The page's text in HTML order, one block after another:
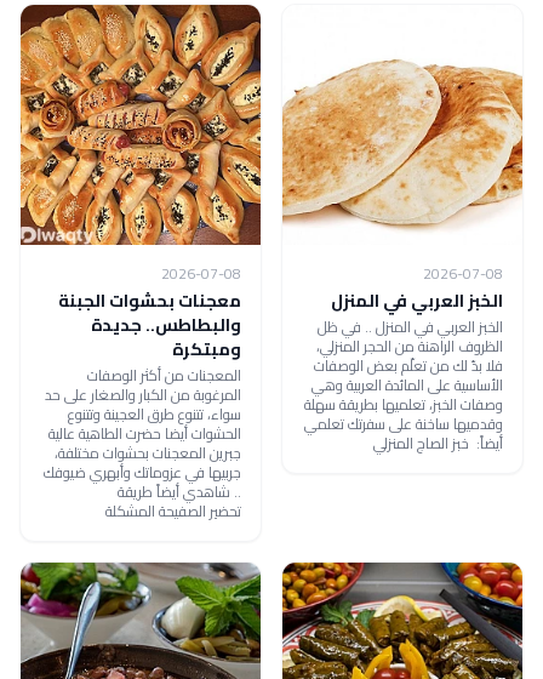
2026-07-08
الخبز العربي في المنزل
الخبز العربي في المنزل .. في ظل
الظروف الراهنة من الحجر المنزلي،
فلا بدّ لك من تعلّم بعض الوصفات
الأساسية على المائدة العربية وهي
وصفات الخبز، تعلميها بطريقة سهلة
وقدميها ساخنة على سفرتك تعلمي
أيضاً: خبز الصاج المنزلي
2026-07-08
معجنات بحشوات الجبنة
والبطاطس.. جديدة
ومبتكرة
المعجنات من أكثر الوصفات
المرغوبة من الكبار والصغار على حد
سواء، تتنوع طرق العجينة وتتنوع
الحشوات أيضا حضرت الطاهية عالية
جبرين المعجنات بحشوات مختلفة،
جربيها في عزوماتك وأبهري ضيوفك
.. شاهدي أيضاً طريقة
تحضير الصفيحة المشكلة